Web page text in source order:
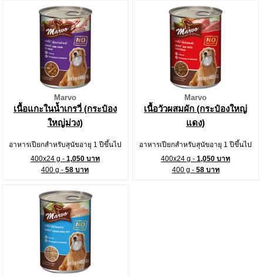
Marvo
เนื้อแกะในน้ำเกรวี่ (กระป๋อง
ใหญ่ม่วง)
อาหารเปียกสำหรับสุนัขอายุ 1 ปีขึ้นไป
400x24 g - 1,050 บาท
400 g -58 บาท
Marvo
เนื้อวัวผสมผัก (กระป๋องใหญ่
แดง)
อาหารเปียกสำหรับสุนัขอายุ 1 ปีขึ้นไป
400x24 g -1,050 บาท
400 g - 58 บาท